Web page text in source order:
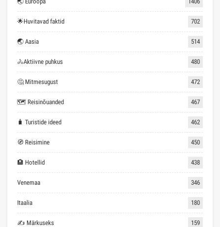
🌟Huvitavad faktid 702
🌏 Aasia 514
🚴Aktiivne puhkus 480
🤔 Mitmesugust 472
🗺 Reisinõuanded 467
🧳 Turistide ideed 462
🧭 Reisimine 450
🏨 Hotellid 438
Venemaa 346
Itaalia 180
✍ Märkuseks 159